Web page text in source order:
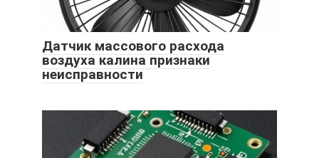
Датчик массового расхода
воздуха калина признаки
неисправности